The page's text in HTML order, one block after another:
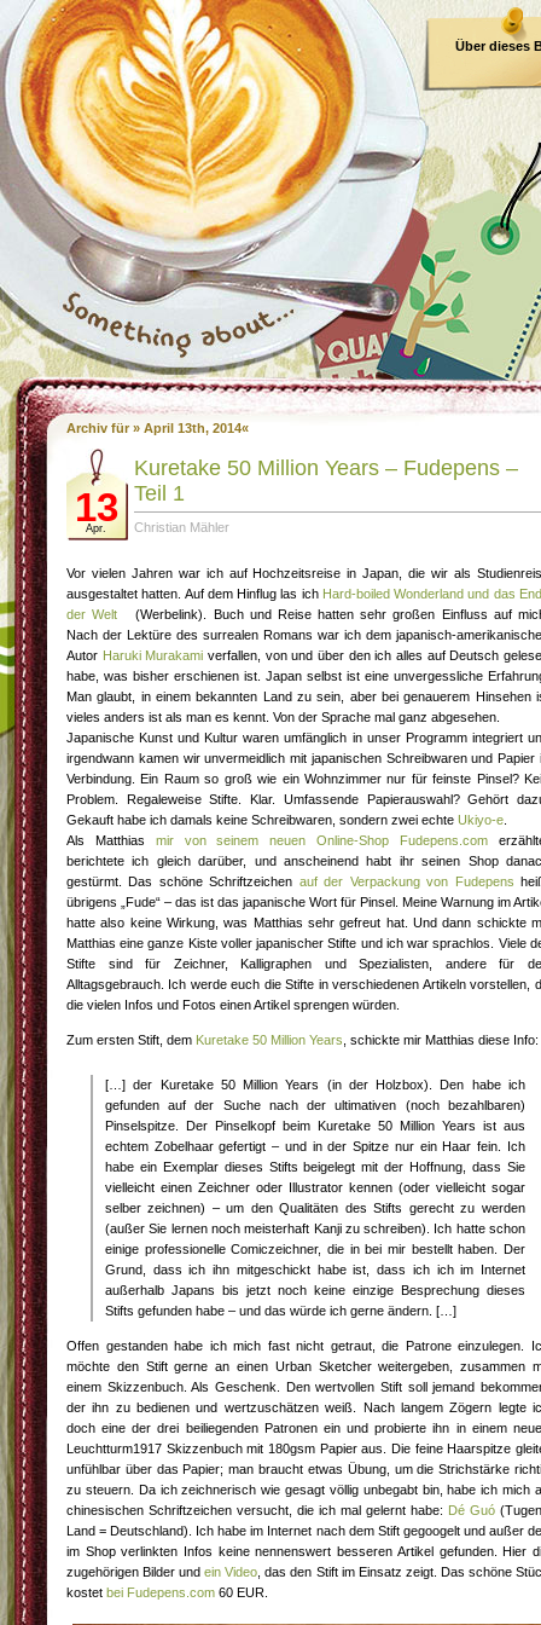
Über dieses
Archiv für » April 13th, 2014«
13
Apr.
Kuretake 50 Million Years – Fudepens –
Teil 1
Christian Mähler
Vor vielen Jahren war ich auf Hochzeitsreise in Japan, die wir als
ausgestaltet hatten. Auf dem Hinflug las ich Hard-boiled Wonderland und das
der Welt
(Werbelink). Buch und Reise hatten sehr großen Einfluss auf
Nach der Lektüre des surrealen Romans war ich dem japanisch-
Autor Haruki Murakami verfallen, von und über den ich alles auf Deutsch
habe, was bisher erschienen ist. Japan selbst ist eine unvergessliche
Man glaubt, in einem bekannten Land zu sein, aber bei genauerem Hinsehen
vieles anders ist als man es kennt. Von der Sprache mal ganz abgesehen.
Japanische Kunst und Kultur waren umfänglich in unser Programm integriert
irgendwann kamen wir unvermeidlich mit japanischen Schreibwaren und Papier
Verbindung. Ein Raum so groß wie ein Wohnzimmer nur für feinste Pinsel?
Problem. Regaleweise Stifte. Klar. Umfassende Papierauswahl? Gehört
Gekauft habe ich damals keine Schreibwaren, sondern zwei echte Ukiyo-e
Als Matthias mir von seinem neuen Online-Shop Fudepens.com
berichtete ich gleich darüber, und anscheinend habt ihr seinen Shop
gestürmt. Das schöne Schriftzeichen auf der Verpackung von Fudepens
übrigens „Fude“ – das ist das japanische Wort für Pinsel. Meine Warnung im
hatte also keine Wirkung, was Matthias sehr gefreut hat. Und dann schickte
Matthias eine ganze Kiste voller japanischer Stifte und ich war sprachlos. Viele
Stifte sind für Zeichner, Kalligraphen und Spezialisten, andere für
Alltagsgebrauch. Ich werde euch die Stifte in verschiedenen Artikeln vorstellen,
die vielen Infos und Fotos einen Artikel sprengen würden.
Zum ersten Stift, dem Kuretake 50 Million Years , schickte mir Matthias diese Info:
[…] der Kuretake 50 Million Years (in der Holzbox). Den habe ich
gefunden auf der Suche nach der ultimativen (noch bezahlbaren)
Pinselspitze. Der Pinselkopf beim Kuretake 50 Million Years ist aus
echtem Zobelhaar gefertigt – und in der Spitze nur ein Haar fein. Ich
habe ein Exemplar dieses Stifts beigelegt mit der Hoffnung, dass Sie
vielleicht einen Zeichner oder Illustrator kennen (oder vielleicht sogar
selber zeichnen) – um den Qualitäten des Stifts gerecht zu werden
(außer Sie lernen noch meisterhaft Kanji zu schreiben). Ich hatte schon
einige professionelle Comiczeichner, die in bei mir bestellt haben. Der
Grund, dass ich ihn mitgeschickt habe ist, dass ich ich im Internet
außerhalb Japans bis jetzt noch keine einzige Besprechung dieses
Stifts gefunden habe – und das würde ich gerne ändern. […]
Offen gestanden habe ich mich fast nicht getraut, die Patrone einzulegen.
möchte den Stift gerne an einen Urban Sketcher weitergeben, zusammen
einem Skizzenbuch. Als Geschenk. Den wertvollen Stift soll jemand
der ihn zu bedienen und wertzuschätzen weiß. Nach langem Zögern legte
doch eine der drei beiliegenden Patronen ein und probierte ihn in einem
Leuchtturm1917 Skizzenbuch mit 180gsm Papier aus. Die feine Haarspitze
unfühlbar über das Papier; man braucht etwas Übung, um die Strichstärke
zu steuern. Da ich zeichnerisch wie gesagt völlig unbegabt bin, habe ich mich
chinesischen Schriftzeichen versucht, die ich mal gelernt habe: Dé Guó
Land = Deutschland). Ich habe im Internet nach dem Stift gegoogelt und außer
im Shop verlinkten Infos keine nennenswert besseren Artikel gefunden. Hier
zugehörigen Bilder undein Video , das den Stift im Einsatz zeigt. Das schöne
kostet bei Fudepens.com 60 EUR.